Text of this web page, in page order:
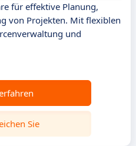
für effektive Planung,
von Projekten. Mit flexiblen
und
Sie